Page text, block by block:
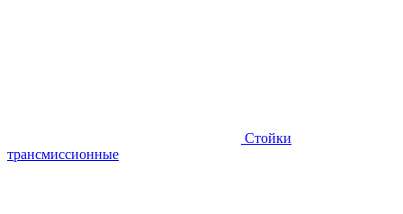
Стойки
трансмиссионные